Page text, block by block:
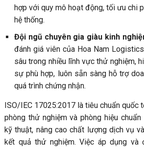
hợp với quy mô hoạt động, tối ưu chi
hệ thống.
Đội ngũ chuyên gia giàu kinh
đánh giá viên của Hoa Nam
sâu trong nhiều lĩnh vực thử nghiệm,
sự phù hợp, luôn sẵn sàng hỗ trợ
quá trình chứng nhận.
ISO/IEC 17025:2017 là tiêu chuẩn quốc
phòng thử nghiệm và phòng hiệu
kỹ thuật, nâng cao chất lượng dịch vụ
kết quả thử nghiệm. Việc áp dụng và